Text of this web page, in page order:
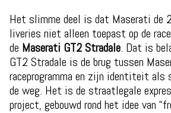
Het slimme deel is dat Maserati de
liveries niet alleen toepast op de
de Maserati GT2 Stradale. Dat is
GT2 Stradale is de brug tussen
raceprogramma en zijn identiteit als
de weg. Het is de straatlegale
project, gebouwd rond het idee van